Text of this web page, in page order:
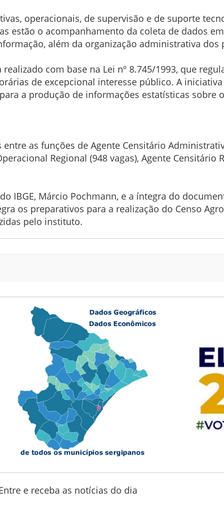
operacionais, de supervisão e de suporte
estão o acompanhamento da coleta de dados
além da organização administrativa dos
com base na Lei nº 8.745/1993, que
de excepcional interesse público. A
a produção de informações estatísticas sobre
as funções de Agente Censitário
Regional (948 vagas), Agente Censitário
IBGE, Márcio Pochmann, e a íntegra do
os preparativos para a realização do Censo
pelo instituto.
e receba as notícias do dia